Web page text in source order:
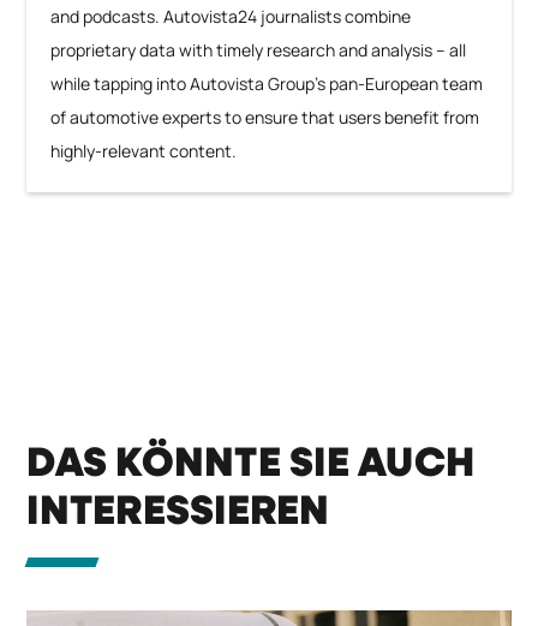
and podcasts. Autovista24 journalists combine
proprietary data with timely research and analysis – all
while tapping into Autovista Group’s pan-European team
of automotive experts to ensure that users benefit from
highly-relevant content.
DAS KÖNNTE SIE AUCH
INTERESSIEREN